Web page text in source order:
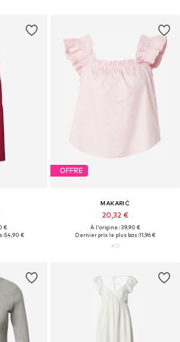
€
:54,90 €
OFFRE
MAKARIĆ
20,32 €
À l'origine : 39,90 €
Dernier prix le plus bas :11,96 €